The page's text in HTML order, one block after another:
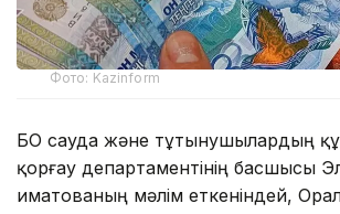
Фото: Kazinform
БҚО сауда және тұтынушылардың
қорғау департаментінің басшысы
Қиматованың мәлім еткеніндей,